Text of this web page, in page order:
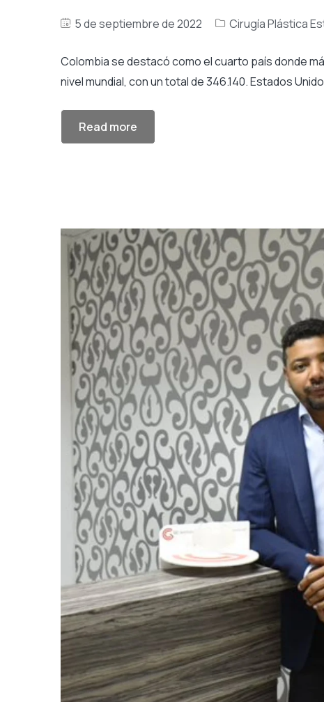
5 de septiembre de 2022 Cirugía Plástica
Colombia se destacó como el cuarto país donde
nivel mundial, con un total de 346.140. Estados
Read more